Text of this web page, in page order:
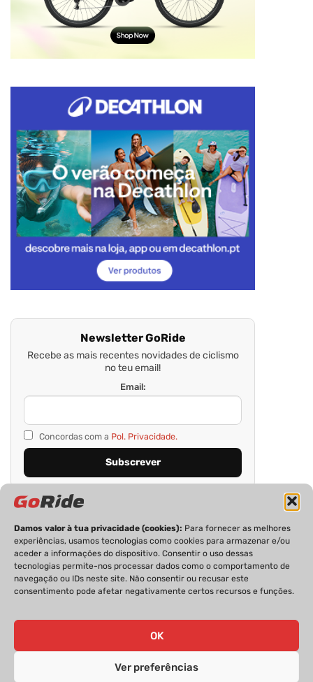
Damos valor à tua privacidade (cookies): Para fornecer as melhores
experiências, usamos tecnologias como cookies para armazenar e/ou
aceder a informações do dispositivo. Consentir o uso dessas
tecnologias permite-nos processar dados como o comportamento de
navegação ou IDs neste site. Não consentir ou recusar este
consentimento pode afetar negativamente certos recursos e funções.
OK
Ver preferências
Newsletter GoRide
Recebe as mais recentes novidades de ciclismo
no teu email!
Email:
Concordas com a Pol. Privacidade.
PRIVACIDADE FICHA TÉCNICA
ESTATUTO EDITORIAL